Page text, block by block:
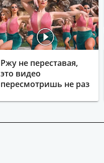
Ржу не переставая,
это видео
пересмотришь не раз